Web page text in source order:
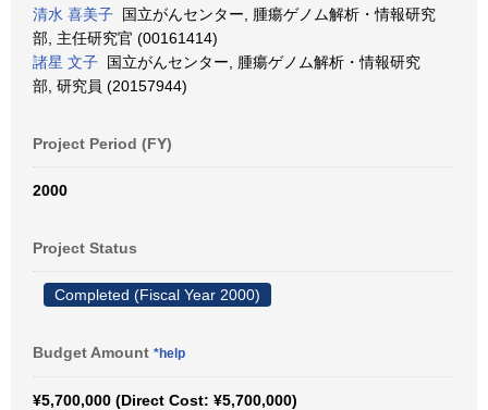
清水 喜美子 国立がんセンター, 腫瘍ゲノム解析・情報研究
部, 主任研究官 (00161414)
諸星 文子 国立がんセンター, 腫瘍ゲノム解析・情報研究
部, 研究員 (20157944)
Project Period (FY)
2000
Project Status
Completed (Fiscal Year 2000)
Budget Amount *help
¥5,700,000 (Direct Cost: ¥5,700,000)